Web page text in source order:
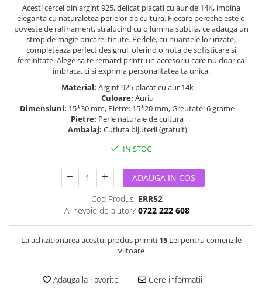
Acesti cercei din argint 925, delicat placati cu aur de 14K, imbina
eleganta cu naturaletea perlelor de cultura. Fiecare pereche este o
poveste de rafinament, stralucind cu o lumina subtila, ce adauga un
strop de magie oricarei tinute. Perlele, cu nuantele lor irizate,
completeaza perfect designul, oferind o nota de sofisticare si
feminitate. Alege sa te remarci printr-un accesoriu care nu doar ca
imbraca, ci si exprima personalitatea ta unica.
Material: Argint 925 placat cu aur 14k
Culoare: Auriu
Dimensiuni: 15*30 mm, Pietre: 15*20 mm, Greutate: 6 grame
Pietre: Perle naturale de cultura
Ambalaj: Cutiuta bijuterii (gratuit)
IN STOC
ADAUGA IN COS
Cod Produs: ERR52
Ai nevoie de ajutor? 0722 222 608
La achizitionarea acestui produs primiti 15Lei pentru comenzile
viitoare
Adauga la Favorite Cere informatii